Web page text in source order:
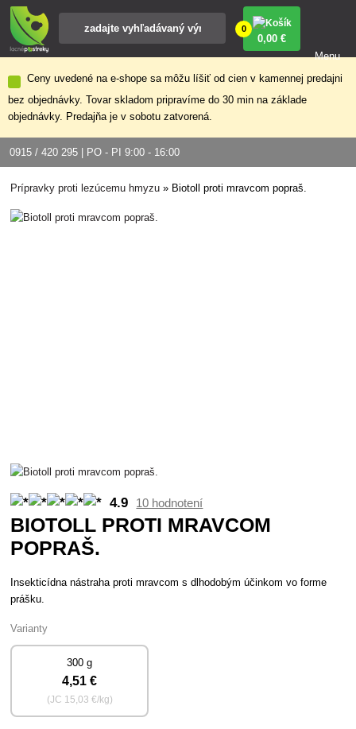
Ceny uvedené na e-shope sa môžu líšiť od cien v kamennej predajni
bez objednávky. Tovar skladom pripravíme do 30 min na základe
objednávky. Predajňa je v sobotu zatvorená.
0915 / 420 295 | PO - PI 9:00 - 16:00
0
0,00 €
Menu
Prípravky proti lezúcemu hmyzu » Biotoll proti mravcom popraš.
4.9 10 hodnotení
BIOTOLL PROTI MRAVCOM
POPRAŠ.
Insekticídna nástraha proti mravcom s dlhodobým účinkom vo forme
prášku.
Varianty
300 g
4,51 €
(JC 15,03 €/kg)